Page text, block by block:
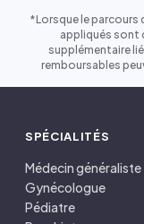
*Lorsque le parcours
appliqués sont
supplémentaire
remboursables
SPÉCIALITÉS
Médecin généraliste
Gynécologue
Pédiatre